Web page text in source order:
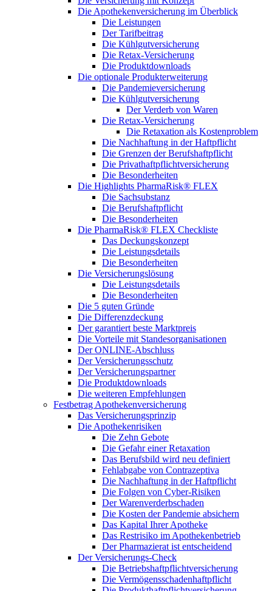
Die Apothekenversicherung im Überblick
Die Leistungen
Der Tarifbeitrag
Die Kühlgutversicherung
Die Retax-Versicherung
Die Produktdownloads
Die optionale Produkterweiterung
Die Pandemieversicherung
Die Kühlgutversicherung
Der Verderb von Waren
Die Retax-Versicherung
Die Retaxation als Kostenproblem
Die Nachhaftung in der Haftpflicht
Die Grenzen der Berufshaftpflicht
Die Privathaftpflichtversicherung
Die Besonderheiten
Die Highlights PharmaRisk® FLEX
Die Sachsubstanz
Die Berufshaftpflicht
Die Besonderheiten
Die PharmaRisk® FLEX Checkliste
Das Deckungskonzept
Die Leistungsdetails
Die Besonderheiten
Die Versicherungslösung
Die Leistungsdetails
Die Besonderheiten
Die 5 guten Gründe
Die Differenzdeckung
Der garantiert beste Marktpreis
Die Vorteile mit Standesorganisationen
Der ONLINE-Abschluss
Der Versicherungsschutz
Der Versicherungspartner
Die Produktdownloads
Die weiteren Empfehlungen
Festbetrag Apothekenversicherung
Das Versicherungsprinzip
Die Apothekenrisiken
Die Zehn Gebote
Die Gefahr einer Retaxation
Das Berufsbild wird neu definiert
Fehlabgabe von Contrazeptiva
Die Nachhaftung in der Haftpflicht
Die Folgen von Cyber-Risiken
Der Warenverderbschaden
Die Kosten der Pandemie absichern
Das Kapital Ihrer Apotheke
Das Restrisiko im Apothekenbetrieb
Der Pharmazierat ist entscheidend
Der Versicherungs-Check
Die Betriebshaftpflichtversicherung
Die Vermögensschadenhaftpflicht